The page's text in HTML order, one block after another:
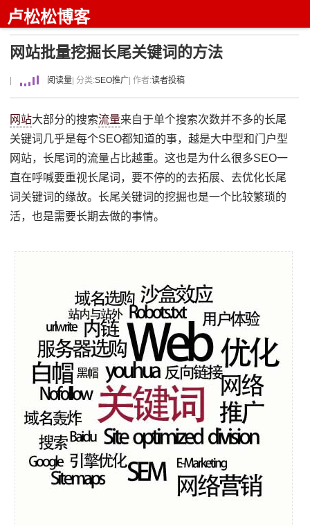
卢松松博客
网站批量挖掘长尾关键词的方法
阅读量 | 分类:SEO推广 | 作者:读者投稿
网站大部分的搜索流量来自于单个搜索次数并不多的长尾
关键词几乎是每个SEO都知道的事，越是大中型和门户型
网站，长尾词的流量占比越重。这也是为什么很多SEO一
直在呼喊要重视长尾词，要不停的的去拓展、去优化长尾
词关键词的缘故。长尾关键词的挖掘也是一个比较繁琐的
活，也是需要长期去做的事情。